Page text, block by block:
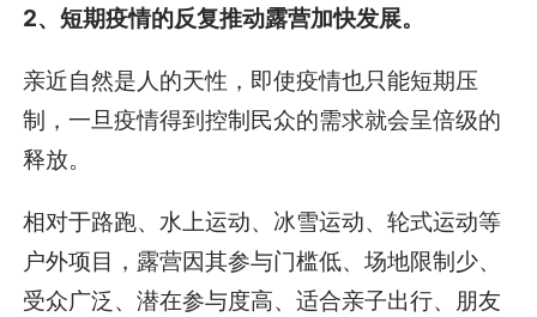
2、短期疫情的反复推动露营加快发展。
亲近自然是人的天性，即使疫情也只能短期压
制，一旦疫情得到控制民众的需求就会呈倍级的
释放。
相对于路跑、水上运动、冰雪运动、轮式运动等
户外项目，露营因其参与门槛低、场地限制少、
受众广泛、潜在参与度高、适合亲子出行、朋友